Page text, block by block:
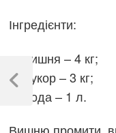
Інгредієнти:
вишня – 4 кг;
цукор – 3 кг;
вода – 1 л.
Навігація
записів
Previous